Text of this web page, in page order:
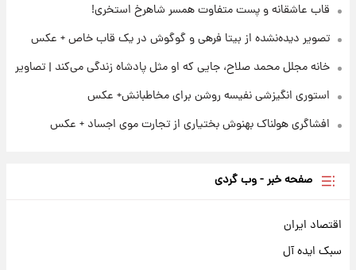
قاب عاشقانه و پست متفاوت همسر شاهرخ استخری!
تصویر دیده‌نشده از بیتا فرهی و گوگوش در یک قاب خاص + عکس
خانه مجلل محمد صلاح، جایی که او مثل پادشاه زندگی می‌کند | تصاویر
استوری انگیزشی نفیسه روشن برای مخاطبانش+ عکس
افشاگری هولناک بهنوش بختیاری از تجارت موی اجساد + عکس
صفحه خبر - وب گردی
اقتصاد ایران
سبک ایده آل